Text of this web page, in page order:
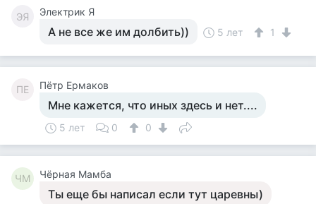
ЭЯ Электрик Я
А не все же им долбить)) 5 лет 1
ПЕ Пётр Ермаков
Мне кажется, что иных здесь и нет....
5 лет 0 0
ЧМ Чёрная Мамба
Ты еще бы написал если тут царевны)